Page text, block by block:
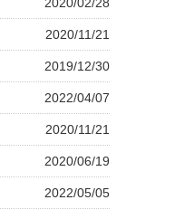
2020/11/21
2019/12/30
2022/04/07
2020/11/21
2020/06/19
2022/05/05